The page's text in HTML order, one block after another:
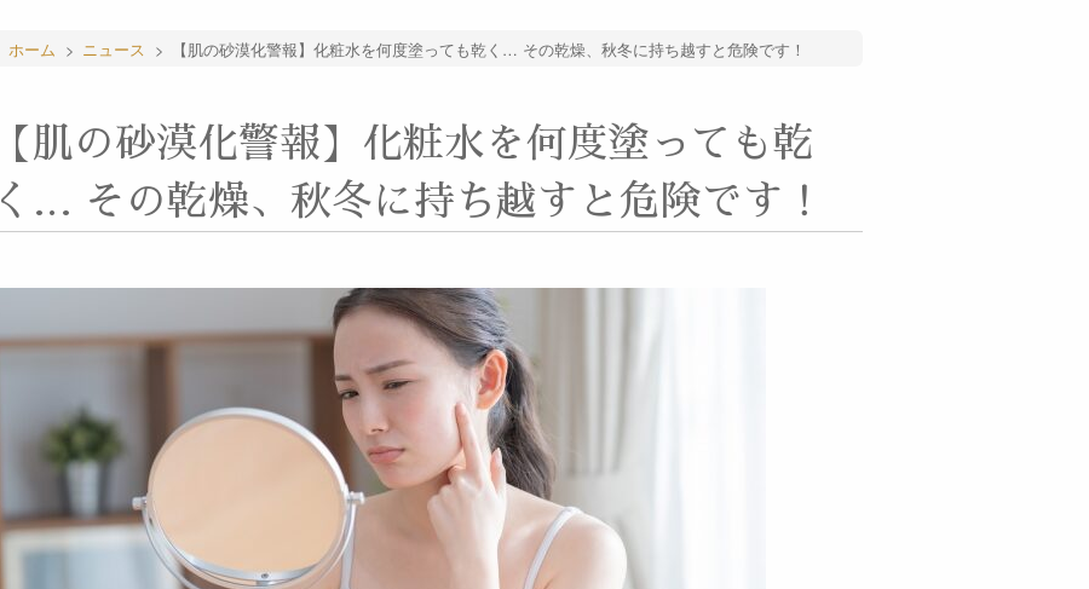
ホーム > ニュース > 【肌の砂漠化警報】化粧水を何度塗っても乾く… その乾燥、秋冬に持ち越すと危険です！
【肌の砂漠化警報】化粧水を何度塗っても乾
く… その乾燥、秋冬に持ち越すと危険です！